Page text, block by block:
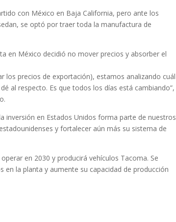
con México en Baja California, pero ante los
se optó por traer toda la manufactura de
en México decidió no mover precios y absorber el
precios de exportación), estamos analizando cuál
al respecto. Es que todos los días está cambiando”,
inversión en Estados Unidos forma parte de nuestros
y fortalecer aún más su sistema de
en 2030 y producirá vehículos Tacoma. Se
en la planta y aumente su capacidad de producción